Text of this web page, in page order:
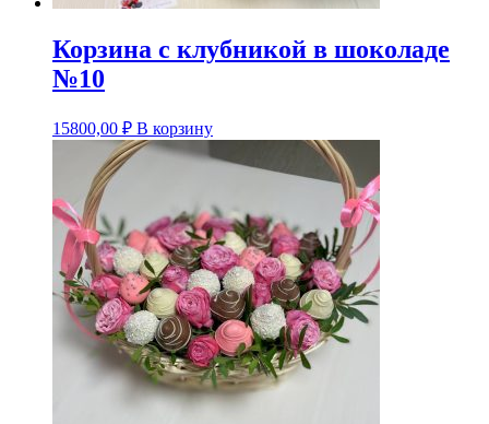
Корзина с клубникой в шоколаде
№10
15800,00 ₽ В корзину